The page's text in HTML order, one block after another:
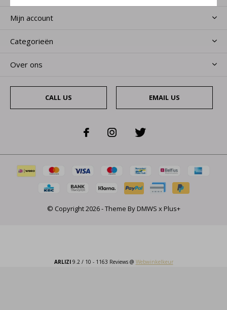
Mijn account
Categorieën
Over ons
CALL US EMAIL US
© Copyright2026- Theme ByDMWS x Plus+
ARLIZI9.2 / 10 - 1163 Reviews @ Webwinkelkeur